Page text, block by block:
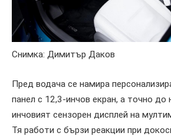
Снимка: Димитър Даков
Пред водача се намира
панел с 12,3-инчов екран, а точно до
инчовият сензорен дисплей на
Тя работи с бързи реакции при